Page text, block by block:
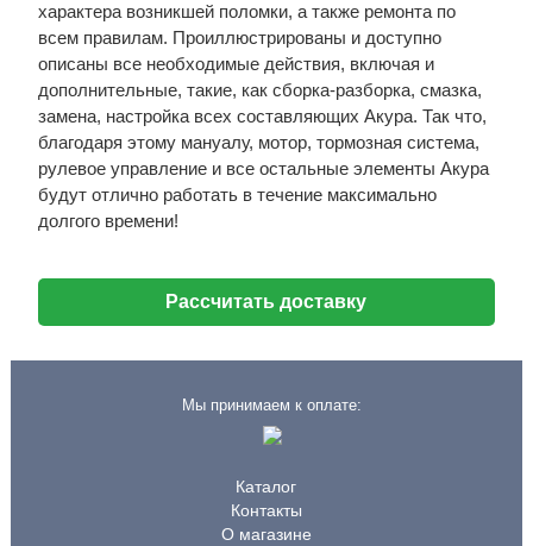
характера возникшей поломки, а также ремонта по
всем правилам. Проиллюстрированы и доступно
описаны все необходимые действия, включая и
дополнительные, такие, как сборка-разборка, смазка,
замена, настройка всех составляющих Акура. Так что,
благодаря этому мануалу, мотор, тормозная система,
рулевое управление и все остальные элементы Акура
будут отлично работать в течение максимально
долгого времени!
Рассчитать доставку
Мы принимаем к оплате:
Каталог
Контакты
О магазине